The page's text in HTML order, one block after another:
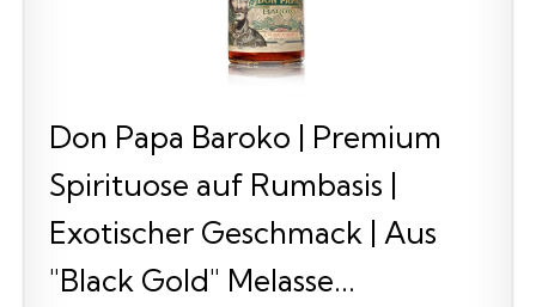
Don Papa Baroko | Premium
Spirituose auf Rumbasis |
Exotischer Geschmack | Aus
"Black Gold" Melasse...